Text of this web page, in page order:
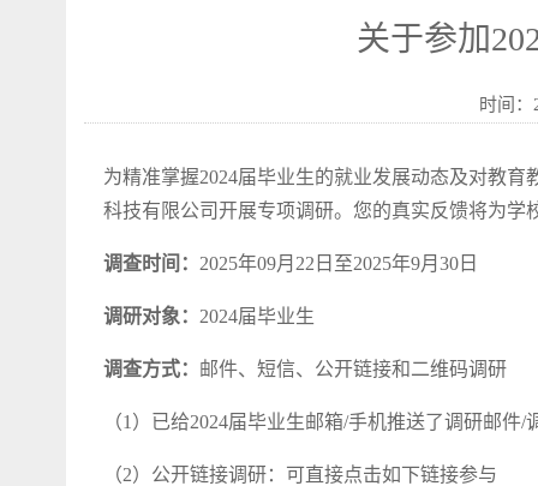
关于参加
时间
为精准掌握2024届毕业生的就业发展动态及对教
科技有限公司开展专项调研。您的真实反馈将为
调查时间： 2025年09月22日至2025年9月30日
调研对象： 2024届毕业生
调查方式： 邮件、短信、公开链接和二维码调研
（1）已给2024届毕业生邮箱/手机推送了调研邮
（2）公开链接调研：可直接点击如下链接参与